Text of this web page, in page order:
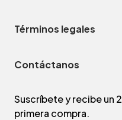
Términos legales
Contáctanos
Suscríbete y recibe un
primera compra.